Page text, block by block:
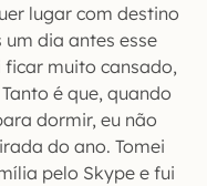
lugar com destino
um dia antes esse
muito cansado,
é que, quando
dormir, eu não
do ano. Tomei
pelo Skype e fui